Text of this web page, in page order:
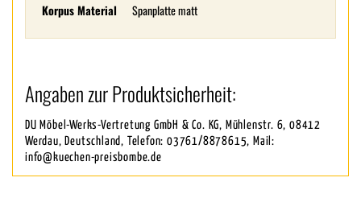
Korpus Material
Spanplatte matt
Angaben zur Produktsicherheit:
DU Möbel-Werks-Vertretung GmbH & Co. KG, Mühlenstr. 6, 08412
Werdau, Deutschland, Telefon: 03761/8878615, Mail:
info@kuechen-preisbombe.de